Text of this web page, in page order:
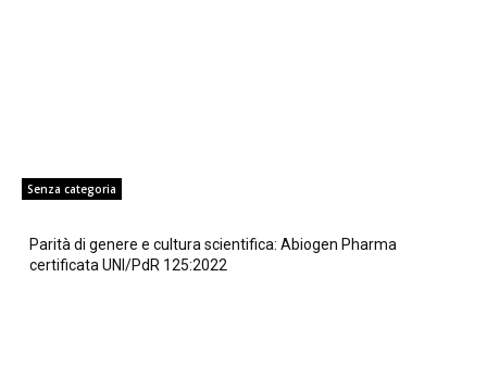
Senza categoria
Parità di genere e cultura scientifica: Abiogen Pharma
certificata UNI/PdR 125:2022